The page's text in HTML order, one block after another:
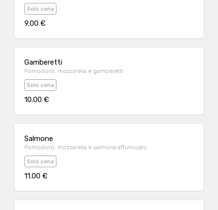
Solo cena
9.00 €
Gamberetti
Pomodoro, mozzarella e gamberetti
Solo cena
10.00 €
Salmone
Pomodoro, mozzarella e salmone affumicato
Solo cena
11.00 €